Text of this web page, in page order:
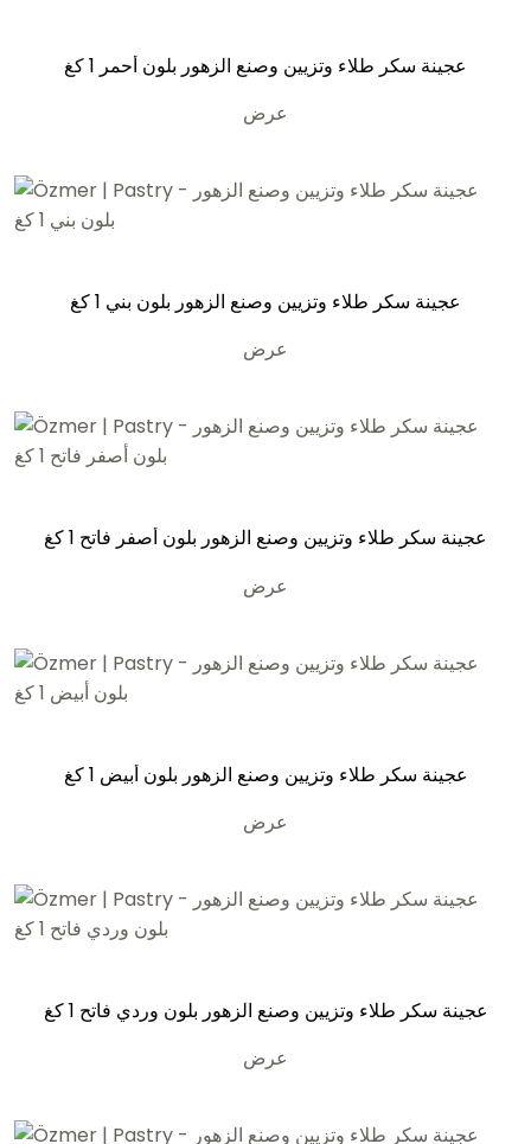
عجينة سكر طلاء وتزيين وصنع الزهور بلون أحمر 1 كغ
عرض
عجينة سكر طلاء وتزيين وصنع الزهور بلون بني 1 كغ
عرض
عجينة سكر طلاء وتزيين وصنع الزهور بلون أصفر فاتح 1 كغ
عرض
عجينة سكر طلاء وتزيين وصنع الزهور بلون أبيض 1 كغ
عرض
عجينة سكر طلاء وتزيين وصنع الزهور بلون وردي فاتح 1 كغ
عرض